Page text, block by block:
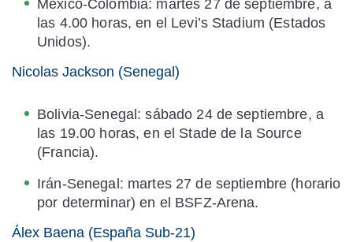
México-Colombia: martes 27 de septiembre, a
las 4.00 horas, en el Levi’s Stadium (Estados
Unidos).
Nicolas Jackson (Senegal)
Bolivia-Senegal: sábado 24 de septiembre, a
las 19.00 horas, en el Stade de la Source
(Francia).
Irán-Senegal: martes 27 de septiembre (horario
por determinar) en el BSFZ-Arena.
Álex Baena (España Sub-21)